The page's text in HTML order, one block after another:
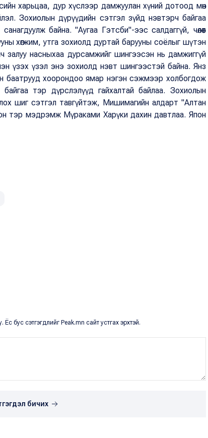
харьцаа, дур хүслээр дамжуулан хүний дотоод мөн
Зохиолын дүрүүдийн сэтгэл зүйд нэвтэрч байгаа
байна. "Аугаа Гэтсби"-ээс салдаггүй, чөлөөт
хөгжим, утга зохиолд дуртай барууны соёлыг шүтэн
залуу насныхаа дурсамжийг шингээсэн нь дамжиггүй
үзэх үзэл энэ зохиолд нэвт шингээстэй байна. Янз
баатрууд хоорондоо ямар нэгэн сэжмээр холбогдож
тэр дүрслэлүүд гайхалтай байлаа. Зохиолын
шиг сэтгэл тавгүйтэж, Мишимагийн алдарт "Алтан
тэр мэдрэмж Мүраками Харүки дахин давтлаа. Япон
бус сэтгэгдлийг Peak.mn сайт устгах эрхтэй.
бичих